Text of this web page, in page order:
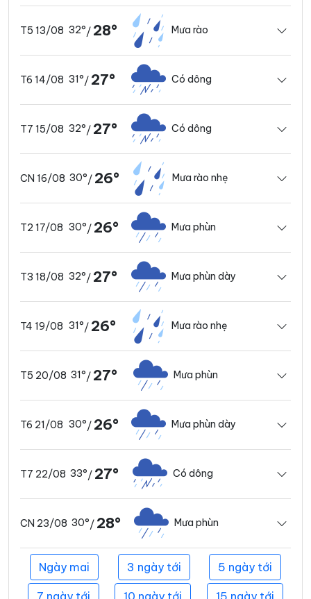
T5 13/08 32°/ 28° Mưa rào
T6 14/08 31°/ 27° Có dông
T7 15/08 32°/ 27° Có dông
CN 16/08 30°/ 26° Mưa rào nhẹ
T2 17/08 30°/ 26° Mưa phùn
T3 18/08 32°/ 27° Mưa phùn dày
T4 19/08 31°/ 26° Mưa rào nhẹ
T5 20/08 31°/ 27° Mưa phùn
T6 21/08 30°/ 26° Mưa phùn dày
T7 22/08 33°/ 27° Có dông
CN 23/08 30°/ 28° Mưa phùn
Ngày mai 3 ngày tới 5 ngày tới
7 ngày tới 10 ngày tới 15 ngày tới